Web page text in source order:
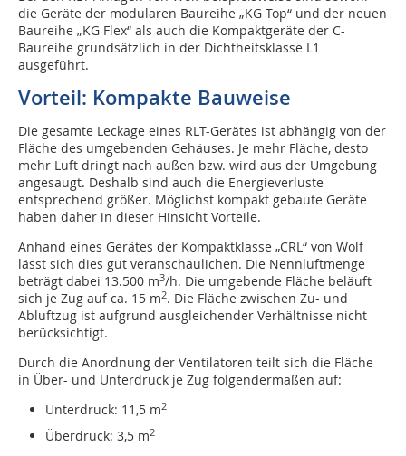
die Geräte der modularen Baureihe „KG Top“ und der neuen
Baureihe „KG Flex“ als auch die Kompaktgeräte der C-
Baureihe grundsätzlich in der Dichtheitsklasse L1
ausgeführt.
Vorteil: Kompakte Bauweise
Die gesamte Leckage eines RLT-Gerätes ist abhängig von der
Fläche des umgebenden Gehäuses. Je mehr Fläche, desto
mehr Luft dringt nach außen bzw. wird aus der Umgebung
angesaugt. Deshalb sind auch die Energieverluste
entsprechend größer. Möglichst kompakt gebaute Geräte
haben daher in dieser Hinsicht Vorteile.
Anhand eines Gerätes der Kompaktklasse „CRL“ von Wolf
lässt sich dies gut veranschaulichen. Die Nennluftmenge
beträgt dabei 13.500 m3/h. Die umgebende Fläche beläuft
sich je Zug auf ca. 15 m2. Die Fläche zwischen Zu- und
Abluftzug ist aufgrund ausgleichender Verhältnisse nicht
berücksichtigt.
Durch die Anordnung der Ventilatoren teilt sich die Fläche
in Über- und Unterdruck je Zug folgendermaßen auf:
Unterdruck: 11,5 m2
Überdruck: 3,5 m2